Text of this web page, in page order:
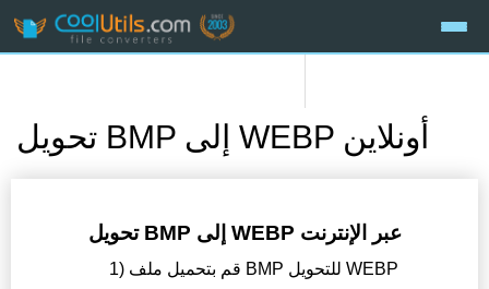
تحويل BMP إلى WEBP أونلاين
تحويل BMP إلى WEBP عبر الإنترنت
1) قم بتحميل ملف BMP للتحويل WEBP